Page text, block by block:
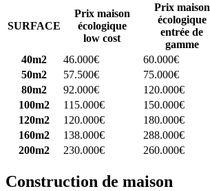
SURFACE
Prix maison
écologique
low cost
Prix maison
écologique
entrée de
gamme
40m2
46.000€ 60.000€
50m2
57.500€ 75.000€
80m2
92.000€ 120.000€
100m2
115.000€ 150.000€
120m2
120.000€ 180.000€
160m2
138.000€ 288.000€
200m2
230.000€ 260.000€
Construction de maison